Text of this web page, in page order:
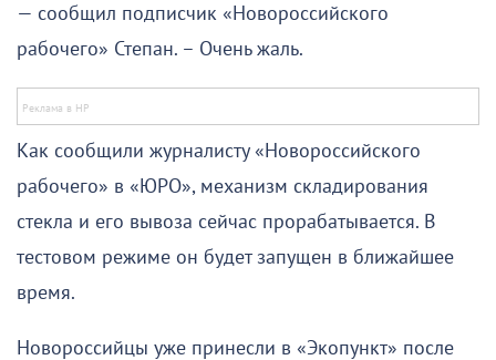
— сообщил подписчик «Новороссийского
рабочего» Степан. – Очень жаль.
Как сообщили журналисту «Новороссийского
рабочего» в «ЮРО», механизм складирования
стекла и его вывоза сейчас прорабатывается. В
тестовом режиме он будет запущен в ближайшее
время.
Новороссийцы уже принесли в «Экопункт» после